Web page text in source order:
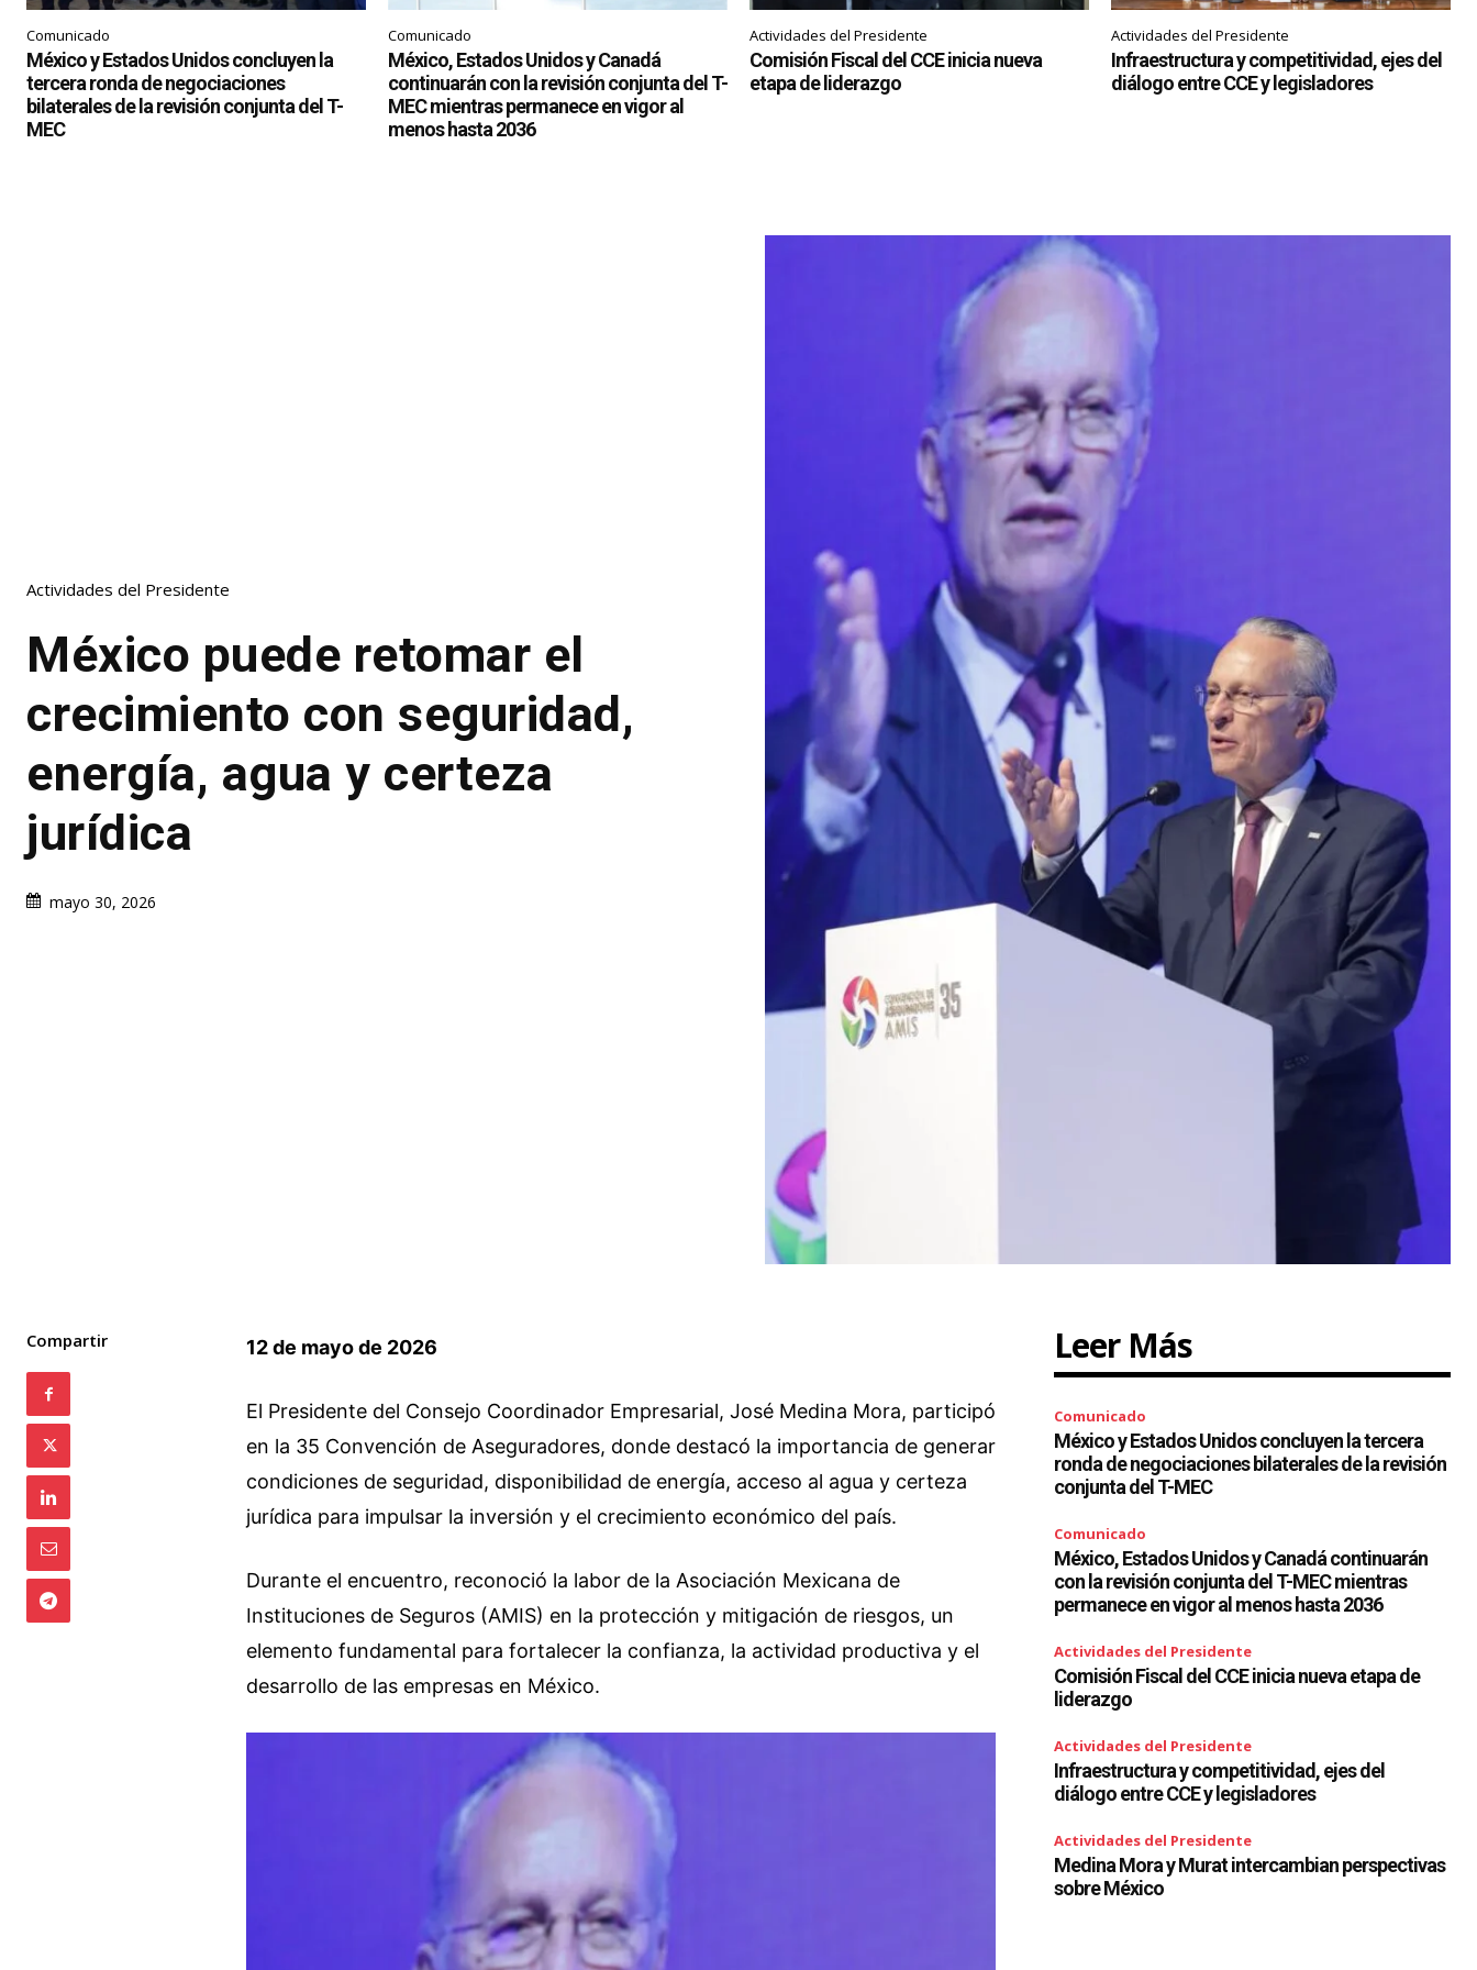
Comunicado
México y Estados Unidos concluyen la
tercera ronda de negociaciones
bilaterales de la revisión conjunta del T-
MEC
Comunicado
México, Estados Unidos y Canadá
continuarán con la revisión conjunta del T-
MEC mientras permanece en vigor al
menos hasta 2036
Actividades del Presidente
Comisión Fiscal del CCE inicia nueva
etapa de liderazgo
Actividades del Presidente
Infraestructura y competitividad, ejes del
diálogo entre CCE y legisladores